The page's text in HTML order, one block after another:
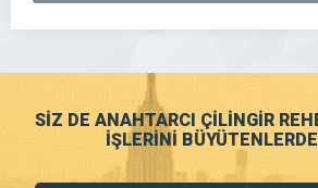
SİZ DE ANAHTARCI ÇİLİNGİR
İŞLERİNİ